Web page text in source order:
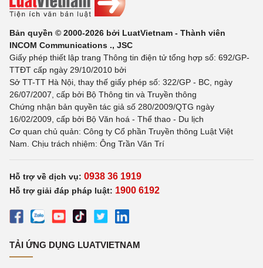
Bản quyền © 2000-2026 bởi LuatVietnam - Thành viên
INCOM Communications ., JSC
Giấy phép thiết lập trang Thông tin điện tử tổng hợp số: 692/GP-
TTĐT cấp ngày 29/10/2010 bởi
Sở TT-TT Hà Nội, thay thế giấy phép số: 322/GP - BC, ngày
26/07/2007, cấp bởi Bộ Thông tin và Truyền thông
Chứng nhận bản quyền tác giả số 280/2009/QTG ngày
16/02/2009, cấp bởi Bộ Văn hoá - Thể thao - Du lịch
Cơ quan chủ quản: Công ty Cổ phần Truyền thông Luật Việt
Nam. Chịu trách nhiệm: Ông Trần Văn Trí
Hỗ trợ về dịch vụ: 0938 36 1919
Hỗ trợ giải đáp pháp luật: 1900 6192
TẢI ỨNG DỤNG LUATVIETNAM